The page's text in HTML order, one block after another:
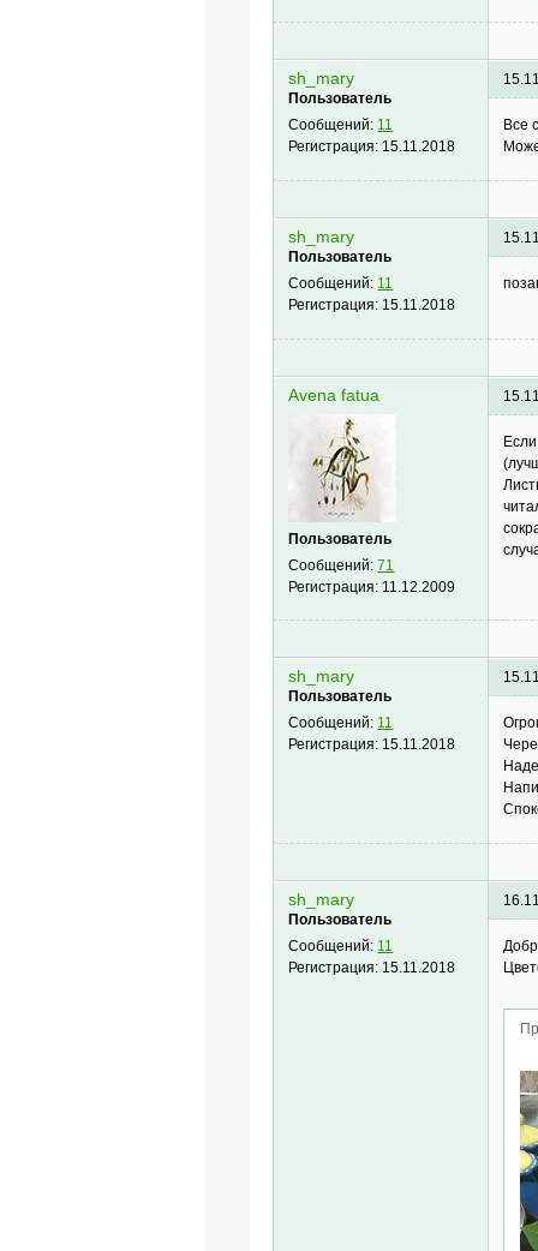
sh_mary
Пользователь
Сообщений: 11
Регистрация: 15.11.2018
Все
sh_mary
Пользователь
Сообщений: 11
Регистрация: 15.11.2018
Avena fatua
Пользователь
Сообщений:71
Регистрация: 11.12.2009
sh_mary
Пользователь
Сообщений: 11
Регистрация: 15.11.2018
sh_mary
Пользователь
Сообщений: 11
Регистрация: 15.11.2018